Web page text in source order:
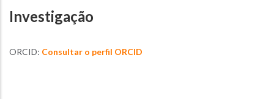
Investigação
ORCID: Consultar o perfil ORCID